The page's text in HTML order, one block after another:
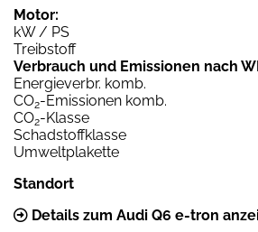
Motor:
kW / PS
Treibstoff
Verbrauch und Emissionen nach
Energieverbr. komb.
CO2-Emissionen komb.
CO2-Klasse
Schadstoffklasse
Umweltplakette
Standort
Details zum Audi Q6 e-tron